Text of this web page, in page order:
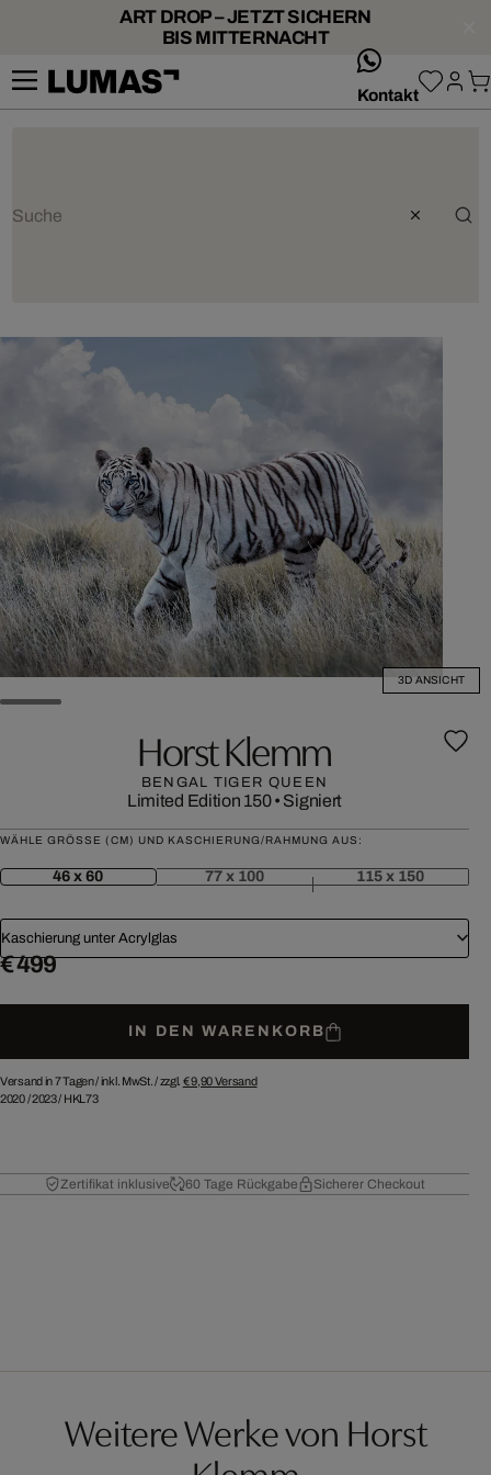
ART DROP – JETZT SICHERN
BIS MITTERNACHT
Kontakt
3D ANSICHT
Horst Klemm
BENGAL TIGER QUEEN
Limited Edition 150• Signiert
WÄHLE GRÖSSE (CM) UND KASCHIERUNG/RAHMUNG AUS:
46 x 60 77 x 100 115 x 150
Kaschierung unter Acrylglas
€ 499
IN DEN WARENKORB
Versand in 7 Tagen /inkl. MwSt. / zzgl. € 9,90Versand
2020/2023/ HKL73
Zertifikat inklusive 60 Tage Rückgabe Sicherer Checkout
Weitere Werke von Horst